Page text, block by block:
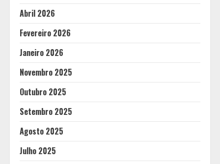
Abril 2026
Fevereiro 2026
Janeiro 2026
Novembro 2025
Outubro 2025
Setembro 2025
Agosto 2025
Julho 2025